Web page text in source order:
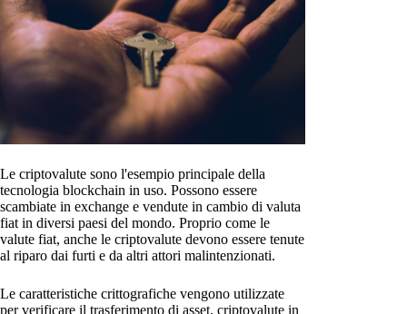
Le criptovalute sono l'esempio principale della
tecnologia blockchain in uso. Possono essere
scambiate in exchange e vendute in cambio di valuta
fiat in diversi paesi del mondo. Proprio come le
valute fiat, anche le criptovalute devono essere tenute
al riparo dai furti e da altri attori malintenzionati.
Le caratteristiche crittografiche vengono utilizzate
per verificare il trasferimento di asset, criptovalute in